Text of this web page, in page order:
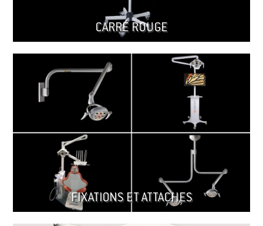
CARRÉ ROUGE
FIXATIONS ET ATTACHES